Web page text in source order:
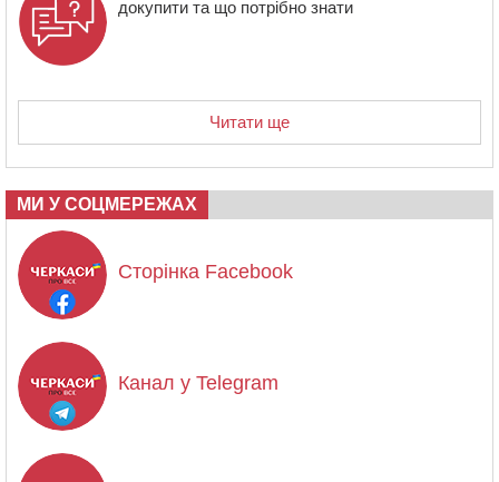
докупити та що потрібно знати
Читати ще
МИ У СОЦМЕРЕЖАХ
Сторінка Facebook
Канал у Telegram